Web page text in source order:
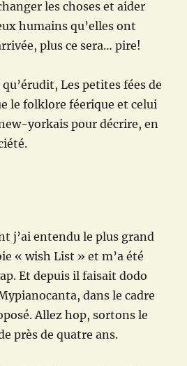
les choses et aider
humains qu’elles ont
plus ce sera… pire!
Les petites fées de
le folklore féerique et celui
yorkais pour décrire, en
j’ai entendu le plus grand
« wish List » et m’a été
Et depuis il faisait dodo
dans le cadre
Allez hop, sortons le
près de quatre ans.